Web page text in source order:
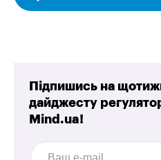
Підпишись на
дайджесту
Mind.ua!